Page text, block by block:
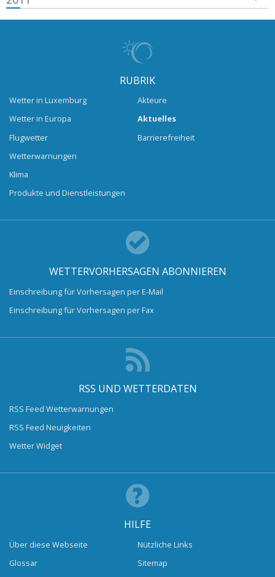
RUBRIK
Wetter in Luxemburg
Wetter in Europa
Flugwetter
Wetterwarnungen
Klima
Produkte und Dienstleistungen
Akteure
Aktuelles
Barrierefreiheit
WETTERVORHERSAGEN ABONNIEREN
Einschreibung für Vorhersagen per E-Mail
Einschreibung für Vorhersagen per Fax
RSS UND WETTERDATEN
RSS Feed Wetterwarnungen
RSS Feed Neuigkeiten
Wetter Widget
HILFE
Über diese Webseite
Glossar
Nützliche Links
Sitemap